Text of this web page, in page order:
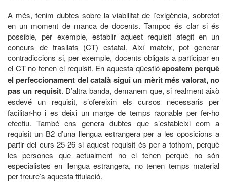
A més, tenim dubtes sobre la viabilitat de l’exigència, sobretot
en un moment de manca de docents. Tampoc és clar si és
possible, per exemple, establir aquest requisit afegit en un
concurs de trasllats (CT) estatal. Així mateix, pot generar
contradiccions si, per exemple, docents obligats a participar en
el CT no tenen el requisit. En aquesta qüestióapostem perquè
el perfeccionament del català sigui un mèrit més valorat, no
pas un requisit. D’altra banda, demanem que, si realment això
esdevé un requisit, s’ofereixin els cursos necessaris per
facilitar-ho i es deixi un marge de temps raonable per fer-ho
efectiu. També ens genera dubtes que s’estableixi com a
requisit un B2 d’una llengua estrangera per a les oposicions a
partir del curs 25-26 si aquest requisit és per a tothom, perquè
les persones que actualment no el tenen perquè no són
especialistes en llengua estrangera, no tenen temps material
per treure’s aquesta titulació.